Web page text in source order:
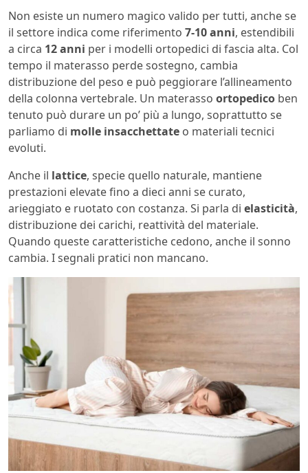
Non esiste un numero magico valido per tutti, anche se
il settore indica come riferimento 7‑10 anni, estendibili
a circa 12 anni per i modelli ortopedici di fascia alta. Col
tempo il materasso perde sostegno, cambia
distribuzione del peso e può peggiorare l’allineamento
della colonna vertebrale. Un materasso ortopedico ben
tenuto può durare un po’ più a lungo, soprattutto se
parliamo di molle insacchettate o materiali tecnici
evoluti.
Anche il lattice, specie quello naturale, mantiene
prestazioni elevate fino a dieci anni se curato,
arieggiato e ruotato con costanza. Si parla di elasticità,
distribuzione dei carichi, reattività del materiale.
Quando queste caratteristiche cedono, anche il sonno
cambia. I segnali pratici non mancano.